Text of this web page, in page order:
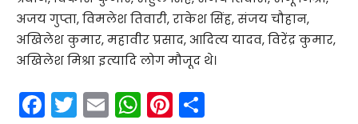
अजय गुप्ता, विमलेश तिवारी, राकेश सिंह, संजय चौहान,
अखिलेश कुमार, महावीर प्रसाद, आदित्य यादव, विरेंद्र कुमार,
अखिलेश मिश्रा इत्यादि लोग मौजूद थे।
F T E W Pi